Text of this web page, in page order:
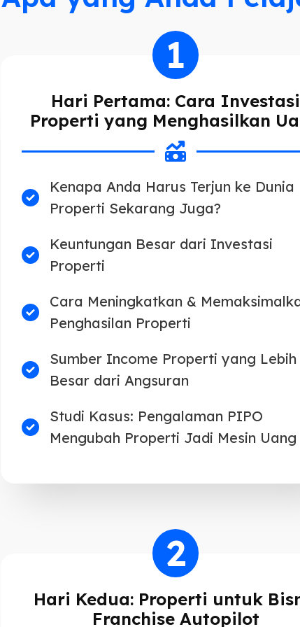
1
Hari Pertama: Cara Investasi
Properti yang Menghasilkan
Kenapa Anda Harus Terjun ke Dunia
Properti Sekarang Juga?
Keuntungan Besar dari Investasi
Properti
Cara Meningkatkan &
Penghasilan Properti
Sumber Income Properti yang Lebih
Besar dari Angsuran
Studi Kasus: Pengalaman PIPO
Mengubah Properti Jadi Mesin Uang
2
Hari Kedua: Properti untuk
Franchise Autopilot